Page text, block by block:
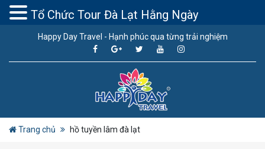
Happy Day Travel - Hạnh phúc qua từng trải nghiệm
Trang chủ hồ tuyền lâm đà lạt
Tổ Chức Tour Đà Lạt Hằng Ngày